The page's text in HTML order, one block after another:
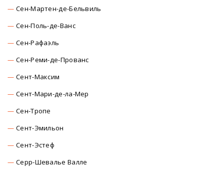
Сен-Мартен-де-Бельвиль
Сен-Поль-де-Ванс
Сен-Рафаэль
Сен-Реми-де-Прованс
Сент-Максим
Сент-Мари-де-ла-Мер
Сен-Тропе
Сент-Эмильон
Сент-Эстеф
Серр-Шевалье Валле